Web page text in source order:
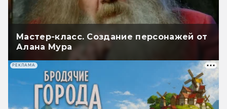
Мастер-класс. Создание персонажей от
Алана Мура
РЕКЛАМА